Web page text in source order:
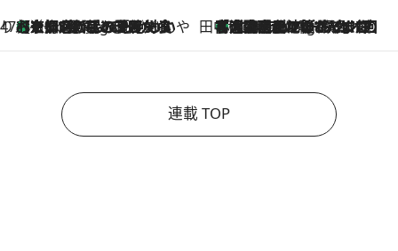
47都道府県の手みやげ ひんやりスイーツで夏を満喫
6 Hours Ago
【京都府】この夏絶対食べたい 冷やしておいしいおやつ3選 ひと口目から心を掴む新緑のテリーヌ 田中稲の勝手に再ブーム
11 Hours Ago
「湘南乃風に憧れて」観客大盛上がりの“タオル回し”に、ラッパー顔負けの高速歌唱まで…さだまさし（74）のアグレッシブすぎる現在地
連載 TOP